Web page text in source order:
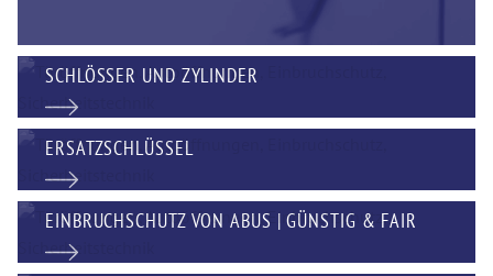
SCHLÖSSER UND ZYLINDER
ERSATZSCHLÜSSEL
EINBRUCHSCHUTZ VON ABUS | GÜNSTIG & FAIR